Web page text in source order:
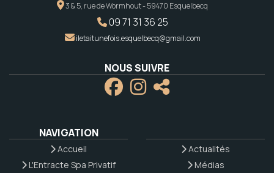
3 & 5, rue de Wormhout - 59470 Esquelbecq
09 71 31 36 25
iletaitunefois.esquelbecq@gmail.com
NOUS SUIVRE
NAVIGATION
Accueil
L'Entracte Spa Privatif
Actualités
Médias